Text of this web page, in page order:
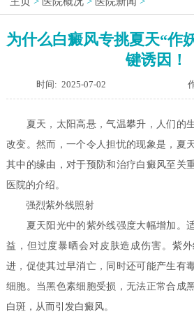
为什么白癜风专挑夏天“作
键诱因！
时间: 2025-07-02
夏天，太阳高悬，气温攀升，人们的
改变。然而，一个令人担忧的现象是，夏
其中的缘由，对于预防和治疗白癜风至关
医院的介绍。
强烈紫外线照射
夏天阳光中的紫外线强度大幅增加。
益，但过度暴晒会对皮肤造成伤害。紫
进，促使其过早消亡，同时还可能产生有
细胞。当黑色素细胞受损，无法正常合成
白斑，从而引发白癜风。